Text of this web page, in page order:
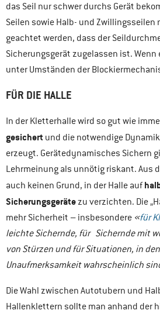
das Seil nur schwer durchs Gerät
Seilen sowie Halb- und
geachtet werden, dass der
Sicherungsgerät zugelassen ist.
unter Umständen der
FÜR DIE HALLE
In der Kletterhalle wird so gut wie
gesichert und die notwendige
erzeugt. Gerätedynamisches Sichern
Lehrmeinung als unnötig riskant. Aus
auch keinen Grund, in der Halle auf
Sicherungsgerätezu verzichten. Die
mehr Sicherheit – insbesondere «für
leichte Sichernde, für Sichernde mit
von Stürzen und für Situationen, in
Unaufmerksamkeit wahrscheinlich
Die Wahl zwischen Autotubern und
Hallenklettern sollte man anhand der